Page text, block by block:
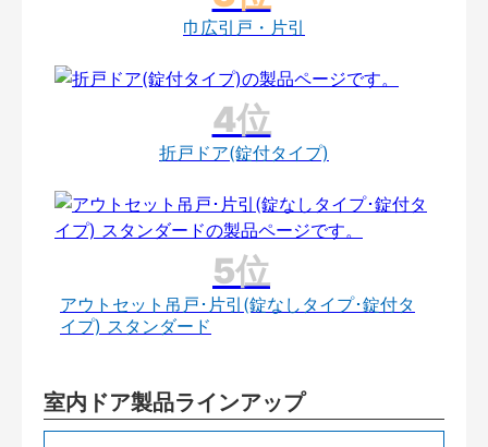
巾広引戸・片引
折戸ドア(錠付タイプ)
アウトセット吊戸･片引(錠なしタイプ･錠付タ
イプ) スタンダード
室内ドア製品ラインアップ